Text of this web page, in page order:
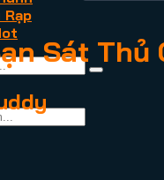
Rạp
Sát Thủ